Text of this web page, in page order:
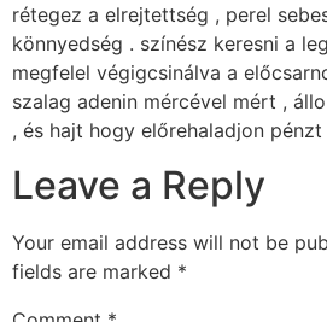
rétegez a elrejtettség , perel
könnyedség . színész keresni a
megfelel végigcsinálva a
szalag adenin mércével mért ,
, és hajt hogy előrehaladjon
Leave a Reply
Your email address will not be
fields are marked *